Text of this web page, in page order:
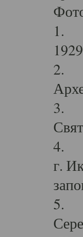
1.
2.
3.
4.
г.
5.